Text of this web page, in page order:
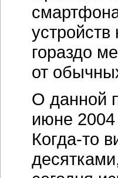
гораздо
от
О данной
июне 2004
Когда-то